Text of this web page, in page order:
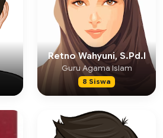
Retno Wahyuni, S.Pd.I
Guru Agama Islam
8 Siswa